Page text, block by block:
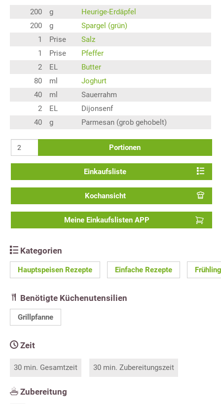
200 g
Heurige-Erdäpfel
200
g
Spargel (grün)
1
Prise
Salz
1
Prise
Pfeffer
2
EL
Butter
80
ml
Joghurt
40
ml
Sauerrahm
2
EL
Dijonsenf
40
g Parmesan (grob gehobelt)
Portionen
Einkaufsliste
Kochansicht
Meine Einkaufslisten APP
Kategorien
Hauptspeisen Rezepte Einfache Rezepte
Benötigte Küchenutensilien
Grillpfanne
Zeit
30 min. Gesamtzeit 30 min. Zubereitungszeit
Zubereitung